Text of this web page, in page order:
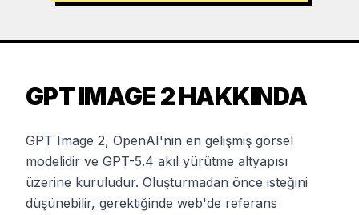
GPT IMAGE 2 HAKKINDA
GPT Image 2, OpenAI'nin en gelişmiş görsel
modelidir ve GPT-5.4 akıl yürütme altyapısı
üzerine kuruludur. Oluşturmadan önce isteğini
düşünebilir, gerektiğinde web'de referans